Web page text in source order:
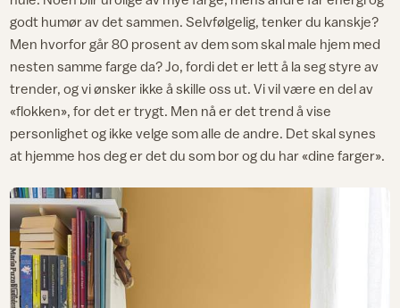
godt humør av det sammen. Selvfølgelig, tenker du kanskje?
Men hvorfor går 80 prosent av dem som skal male hjem med
nesten samme farge da? Jo, fordi det er lett å la seg styre av
trender, og vi ønsker ikke å skille oss ut. Vi vil være en del av
«flokken», for det er trygt. Men nå er det trend å vise
personlighet og ikke velge som alle de andre. Det skal synes
at hjemme hos deg er det du som bor og du har «dine farger».